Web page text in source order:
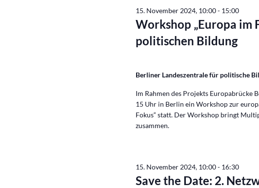
Workshop „Europa im
politischen Bildung
15. November 2024, 10:00- 15:00
Berliner Landeszentrale für politische
Im Rahmen des Projekts Europabrücke
15 Uhr in Berlin ein Workshop zur
Fokus“ statt. Der Workshop bringt
zusammen.
Save the Date: 2.
15. November 2024, 10:00- 16:30